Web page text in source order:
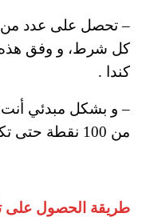
– تحصل على عدد من
كل شرط، و وفق هذه
كندا .
من 100 نقطة حتى تكون مؤهل للهجرة الى كندا .
طريقة الحصول على